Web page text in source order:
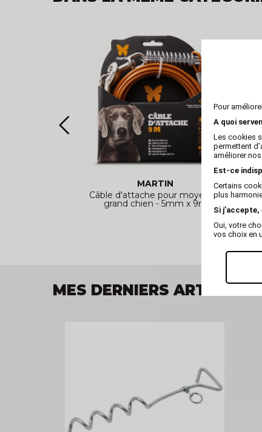
MARTIN
Câble d'attache pour moyen et
grand chien - 5mm x 9m
MES DERNIERS ARTICLES
Pour
A quoi
Les cookies
permettent
améliorer
Est-ce
Certains
plus
Si
Oui, votre
vos choix en